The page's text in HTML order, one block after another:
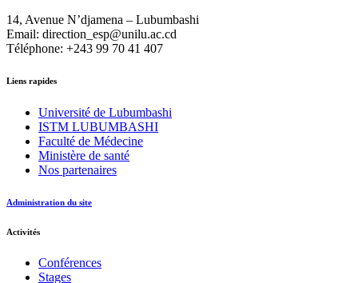
14, Avenue N’djamena – Lubumbashi
Email: direction_esp@unilu.ac.cd
Téléphone: +243 99 70 41 407
Liens rapides
Université de Lubumbashi
ISTM LUBUMBASHI
Faculté de Médecine
Ministère de santé
Nos partenaires
Administration du site
Activités
Conférences
Stages